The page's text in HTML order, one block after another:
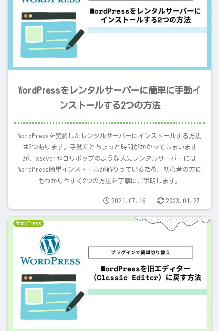
WordPressをレンタルサーバーに簡単に手動イ
ンストールする2つの方法
WordPressを契約したレンタルサーバーにインストールする方法
は2つあります。手動だとちょっと時間がかかってしまいます
が、xseverやロリポップのような人気レンタルサーバーには
WordPress簡単インストールが備わっているため、初心者の方に
もわかりやすく2つの方法を丁寧にご説明します。
2021.07.16 2023.01.27
WordPress